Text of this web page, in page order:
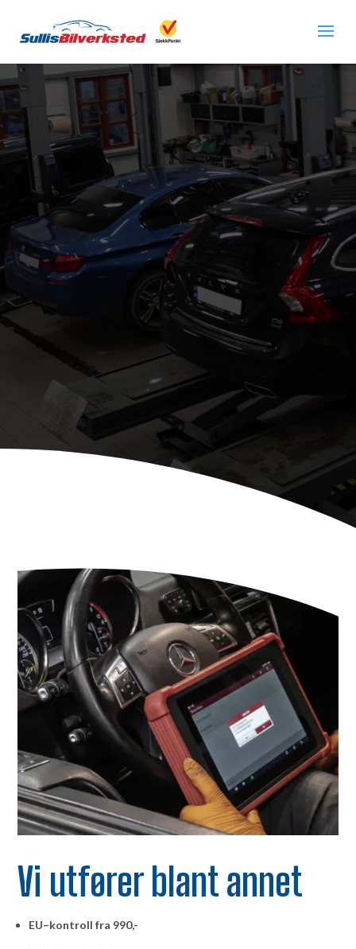
Godkjent bilverksted på
Kalbakken
Sullis Bilverksted er et godkjent bilverksted som er
knyttet til den anerkjente kjeden SjekkPunkt.
Vi utfører service, reparasjoner og EU kontroll på alle
bilmerker.
Vi kan hjelpe deg med din bil, uavhengig av om det er
diesel, bensin, hybrid eller elbil.
Ingen jobb er for liten eller for stor!
Vi utfører blant annet
EU–kontroll fra 990,-